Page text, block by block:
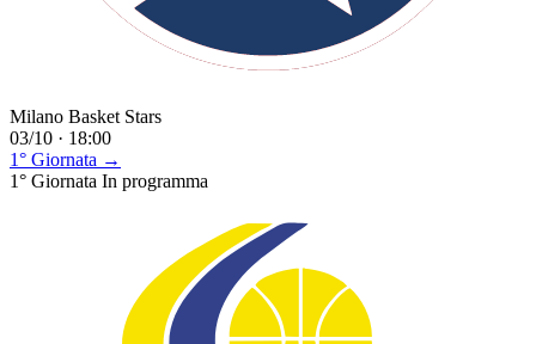
Milano Basket Stars
03/10 · 18:00
1° Giornata →
1° Giornata In programma